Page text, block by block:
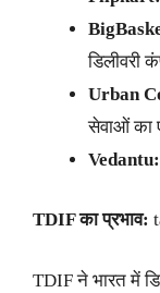
डिलीवरी
Urban
सेवाओं का
Vedantu:
TDIF का प्रभाव:
TDIF ने भारत में